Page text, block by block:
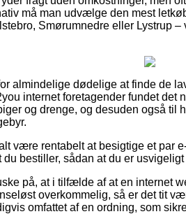
må man udvælge den mest
Smørumnedre eller Lystrup
almindelige dødelige at finde de
internet foretagender fundet det
og drenge, og desuden også til
være rentabelt at besigtige et par
du bestiller, sådan at du er
på, at i tilfælde af at en internet
overkommelig, så er det tit
omfattet af en ordning, som